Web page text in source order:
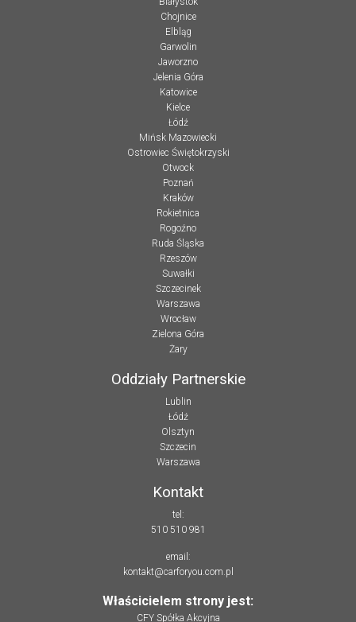
Chojnice
Elbląg
Garwolin
Jaworzno
Jelenia Góra
Katowice
Kielce
Łódź
Mińsk Mazowiecki
Ostrowiec Świętokrzyski
Otwock
Poznań
Kraków
Rokietnica
Rogoźno
Ruda Śląska
Rzeszów
Suwałki
Szczecinek
Warszawa
Wrocław
Zielona Góra
Żary
Oddziały Partnerskie
Lublin
Łódź
Olsztyn
Szczecin
Warszawa
Kontakt
tel:
510 510 981
email:
kontakt@carforyou.com.pl
Właścicielem strony jest:
CFY Spółka Akcyjna